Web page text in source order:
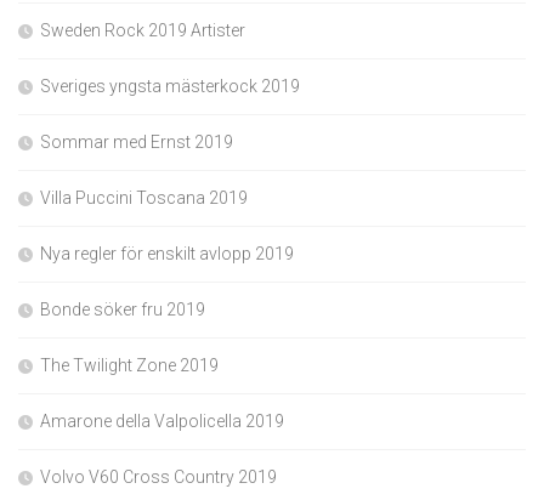
Sweden Rock 2019 Artister
Sveriges yngsta mästerkock 2019
Sommar med Ernst 2019
Villa Puccini Toscana 2019
Nya regler för enskilt avlopp 2019
Bonde söker fru 2019
The Twilight Zone 2019
Amarone della Valpolicella 2019
Volvo V60 Cross Country 2019